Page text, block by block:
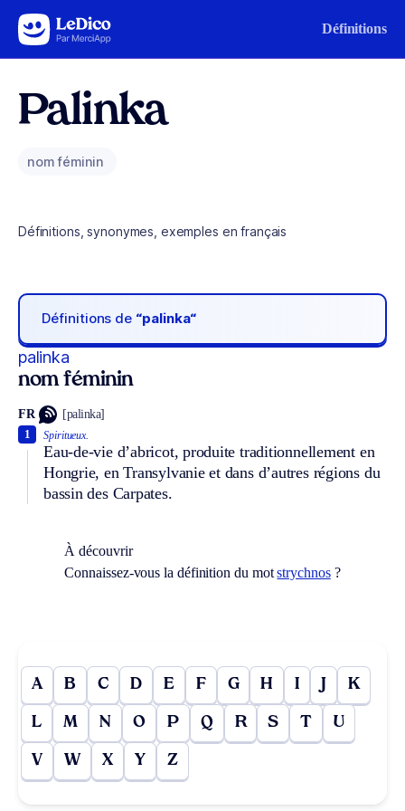
Aller au contenu Définitions
Palinka
nom féminin
Définitions, synonymes, exemples en français
Définitions de “palinka“
palinka
nom féminin
FR [palinka]
Spiritueux.
Eau-de-vie d’abricot, produite traditionnellement en
Hongrie, en Transylvanie et dans d’autres régions du
bassin des Carpates.
1
À découvrir
Connaissez-vous la définition du motstrychnos?
A B C D E F G H I J K
L M N O P Q R S T U
V W X Y Z